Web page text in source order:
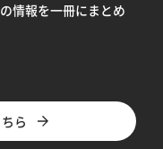
情報を一冊にまとめ
ら